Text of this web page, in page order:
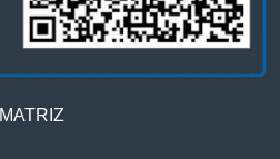
MATRIZ